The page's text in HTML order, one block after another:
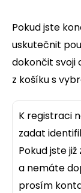
Pokud jste
uskutečnit
dokončit svoji
z košíku s
K registraci
zadat
Pokud jste
a nemáte
prosím